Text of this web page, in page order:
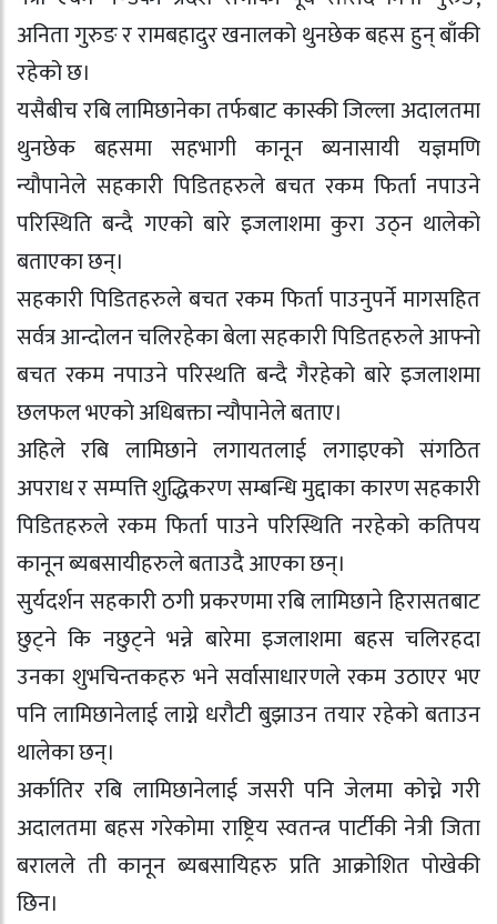
अनिता गुरुङ र रामबहादुर खनालको थुनछेक बहस हुन् बाँकी
रहेको छ।
यसैबीच रबि लामिछानेका तर्फबाट कास्की जिल्ला अदालतमा
थुनछेक बहसमा सहभागी कानून ब्यनासायी यज्ञमणि
न्यौपानेले सहकारी पिडितहरुले बचत रकम फिर्ता नपाउने
परिस्थिति बन्दै गएको बारे इजलाशमा कुरा उठ्न थालेको
बताएका छन्।
सहकारी पिडितहरुले बचत रकम फिर्ता पाउनुपर्ने मागसहित
सर्वत्र आन्दोलन चलिरहेका बेला सहकारी पिडितहरुले आफ्नो
बचत रकम नपाउने परिस्थति बन्दै गैरहेको बारे इजलाशमा
छलफल भएको अधिबक्ता न्यौपानेले बताए।
अहिले रबि लामिछाने लगायतलाई लगाइएको संगठित
अपराध र सम्पत्ति शुद्धिकरण सम्बन्धि मुद्दाका कारण सहकारी
पिडितहरुले रकम फिर्ता पाउने परिस्थिति नरहेको कतिपय
कानून ब्यबसायीहरुले बताउदै आएका छन्।
सुर्यदर्शन सहकारी ठगी प्रकरणमा रबि लामिछाने हिरासतबाट
छुट्ने कि नछुट्ने भन्ने बारेमा इजलाशमा बहस चलिरहदा
उनका शुभचिन्तकहरु भने सर्वासाधारणले रकम उठाएर भए
पनि लामिछानेलाई लाग्ने धरौटी बुझाउन तयार रहेको बताउन
थालेका छन्।
अर्कातिर रबि लामिछानेलाई जसरी पनि जेलमा कोच्ने गरी
अदालतमा बहस गरेकोमा राष्ट्रिय स्वतन्त्र पार्टीकी नेत्री जिता
बरालले ती कानून ब्यबसायिहरु प्रति आक्रोशित पोखेकी
छिन।